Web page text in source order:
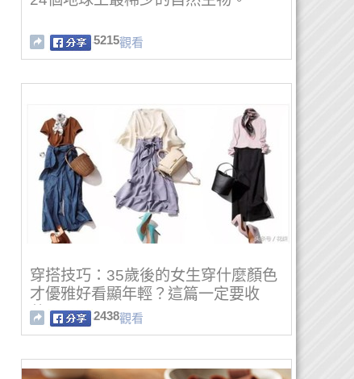
5215觀看
穿搭技巧：35歲後的女生穿什麼顏色
才優雅好看顯年輕？這篇一定要收
藏！
2438觀看